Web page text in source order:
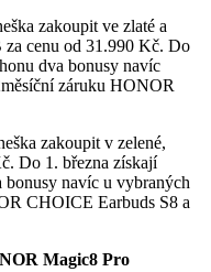
zakoupit ve zlaté a
cenu od 31.990 Kč. Do
dva bonusy navíc
záruku HONOR
zakoupit v zelené,
Do 1. března získají
bonusy navíc u vybraných
CHOICE Earbuds S8 a
Magic8 Pro